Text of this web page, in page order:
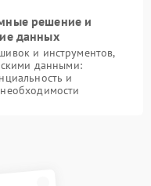
решение и
данных
и инструментов,
данными:
и